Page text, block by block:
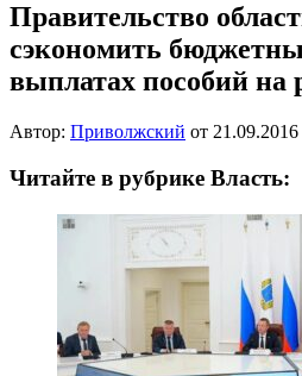
Правительство
сэкономить
выплатах пособий на
Автор: Приволжский от 21.09.2016
Читайте в рубрике Власть: